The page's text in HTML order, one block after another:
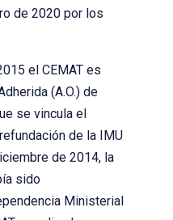
de 2020 por los
el CEMAT es
(A.O.) de
se vincula el
de la IMU
de 2014, la
sido
Ministerial